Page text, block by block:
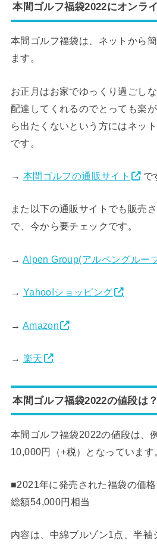
本間ゴルフ福袋2022にオンラ
本間ゴルフ福袋は、ネットから
ます。
お正月はお家でゆっくり過ごし
配達してくれるのでとっても楽
ら出たくないという方にはネッ
です。
→ 本間ゴルフの通販サイト で
また以下の通販サイトでも販売
で、今から要チェックです。
→ Alpen Group(アルペングルー
→ Yahoo!ショッピング
→ Amazon
→ 楽天
本間ゴルフ福袋2022の値段は？
本間ゴルフ福袋2022の値段は、
10,000円（+税）となっています
■2021年に発売された福袋の価
総額54,000円相当
内容は、中綿ブルゾン1点、半袖